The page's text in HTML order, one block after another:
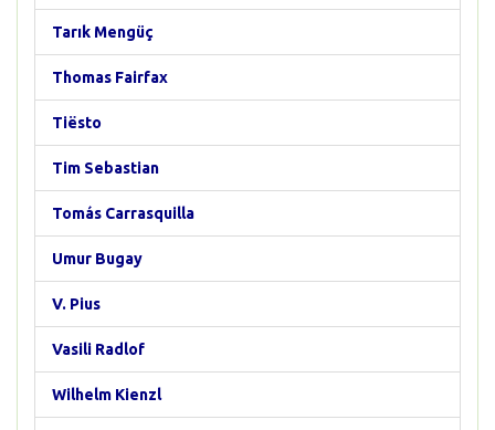
Tarık Mengüç
Thomas Fairfax
Tiësto
Tim Sebastian
Tomás Carrasquilla
Umur Bugay
V. Pius
Vasili Radlof
Wilhelm Kienzl